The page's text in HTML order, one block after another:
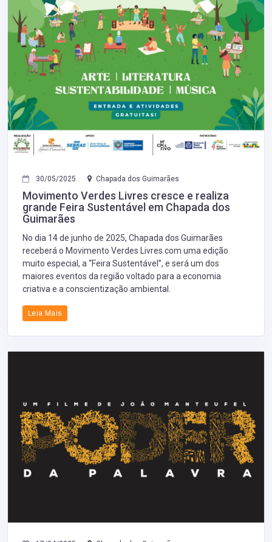
30/05/2025 Chapada dos Guimarães
Movimento Verdes Livres cresce e realiza
grande Feira Sustentável em Chapada dos
Guimarães
No dia 14 de junho de 2025, Chapada dos Guimarães
receberá o Movimento Verdes Livres com uma edição
muito especial, a “Feira Sustentável”, e será um dos
maiores eventos da região voltado para a economia
criativa e a conscientização ambiental.
Leia Mais